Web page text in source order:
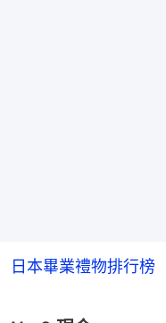
日本畢業禮物排行榜